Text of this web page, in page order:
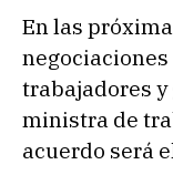
En las
trabajadores y
ministra de
acuerdo será